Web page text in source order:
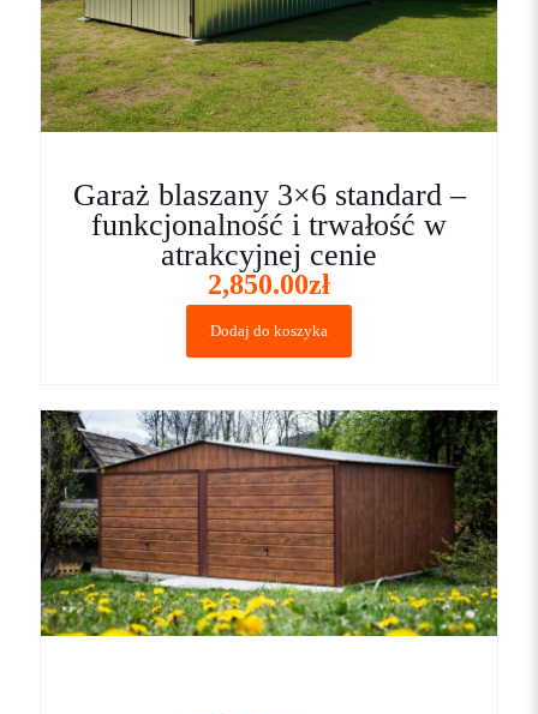
3 + dwanaście =
Garaż blaszany 3×6 standard –
funkcjonalność i trwałość w
atrakcyjnej cenie
2,850.00zł
Dodaj do koszyka